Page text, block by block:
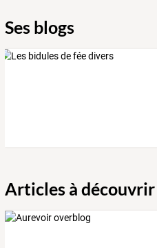
Ses blogs
Articles à découvrir